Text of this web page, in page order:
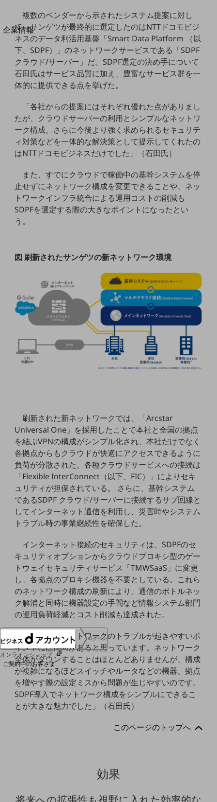
別ウィンドウで開きます
企業情報
企業情報TOP
会社案内
会社案内TOP
社長からのご挨拶
事業拠点
グループ会社
会社案内パンフレット
ニュースルーム
ニュースルームTOP
ニュースリリース
地域からの発表
お知らせ
社外からの評価実績
サステナビリティ
サステナビリティTOP
NTTドコモビジネスグループのサステナビリティ
サステナビリティレポート
決算公告
電子公告
基礎的電気通信役務損益明細表
採用情報
採用情報TOP
新卒採用
経験者採用
人材育成制度
広告・協賛
NTTドコモグループ
ログイン
オンラインショップ
ご契約中のお客さま
サービス別サポート情報
Web明細(ビリングステーション)
複数のベンダーから示されたシステム提案に対し
て、サンゲツが最終的に選定したのはNTTドコモビジ
ネスのデータ利活用基盤「Smart Data Platform （以
下、SDPF）」のネットワークサービスである「SDPF
クラウド/サーバー」だ。SDPF選定の決め手について
石田氏はサービス品質に加え、豊富なサービス群を一
体的に提供できる点を挙げた。
「各社からの提案にはそれぞれ優れた点がありまし
たが、クラウドサーバーの利用とシンプルなネットワ
ーク構成、さらに今後より強く求められるセキュリテ
ィ対策などを一体的な解決策として提示してくれたの
はNTTドコモビジネスだけでした」（石田氏）
また、すでにクラウドで稼働中の基幹システムを停
止せずにネットワーク構成を変更できることや、ネッ
トワークインフラ統合による運用コストの削減も
SDPFを選定する際の大きなポイントになったとい
う。
図 刷新されたサンゲツの新ネットワーク環境
刷新された新ネットワークでは、「Arcstar
Universal One」を採用したことで本社と全国の拠点
を結ぶVPNの構成がシンプル化され、本社だけでなく
各拠点からもクラウドが快適にアクセスできるように
負荷が分散された。各種クラウドサービスへの接続は
「Flexible InterConnect（以下、FIC）」によりセキ
ュリティが担保されている。 さらに、基幹システム
であるSDPF クラウド/サーバーに接続するサブ回線と
してインターネット通信を利用し、災害時やシステム
トラブル時の事業継続性を確保した。
インターネット接続のセキュリティは、SDPFのセ
キュリティオプションからクラウドプロキシ型のゲー
トウェイセキュリティサービス「TMWSaaS」に変更
し、各拠点のプロキシ機器を不要としている。これら
のネットワーク構成の刷新により、通信のボトルネッ
ク解消と同時に機器設定の手間など情報システム部門
の運用負荷軽減とコスト削減も達成された。
「経験上、ネットワークのトラブルが起きやすいポ
イントには傾向があると思っています。ネットワーク
全体がダウンすることはほとんどありませんが、構成
が複雑になるほどスイッチやルータなどの機器、拠点
を増やす際の設定ミスから問題が生じやすいのです。
SDPF導入でネットワーク構成をシンプルにできるこ
とが大きな魅力でした」（石田氏）
このページのトップへ
効果